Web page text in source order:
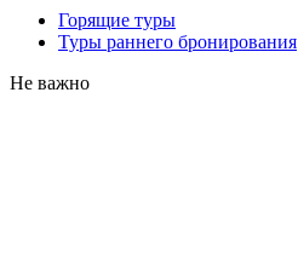
Горящие туры
Туры раннего бронирования
Не важно